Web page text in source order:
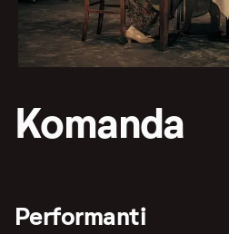
Komanda
Performanti